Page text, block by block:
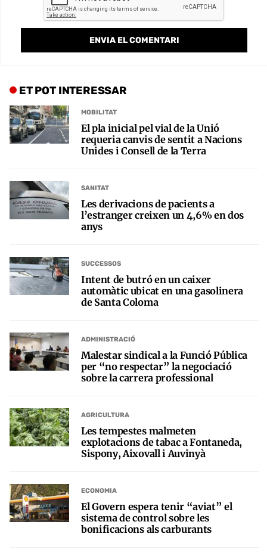
ET POT INTERESSAR
MOBILITAT
El pla inicial pel vial de la Unió
requeria canvis de sentit a Nacions
Unides i Consell de la Terra
SANITAT
Les derivacions de pacients a
l’estranger creixen un 4,6% en dos
anys
SUCCESSOS
Intent de butró en un caixer
automàtic ubicat en una gasolinera
de Santa Coloma
ADMINISTRACIÓ
Malestar sindical a la Funció Pública
per “no respectar” la negociació
sobre la carrera professional
AGRICULTURA
Les tempestes malmeten
explotacions de tabac a Fontaneda,
Sispony, Aixovall i Auvinyà
ECONOMIA
El Govern espera tenir “aviat” el
sistema de control sobre les
bonificacions als carburants